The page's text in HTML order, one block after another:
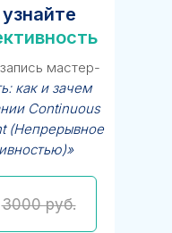
мастер-
как и зачем
Continuous
(Непрерывное
3000 руб.